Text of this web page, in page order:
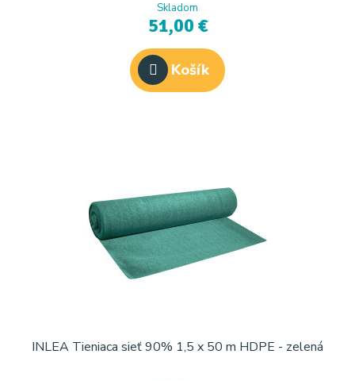
Skladom
51,00 €
Košík
INLEA Tieniaca sieť 90% 1,5 x 50 m HDPE - zelená